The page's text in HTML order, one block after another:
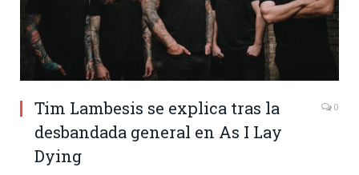
Tim Lambesis se explica tras la
desbandada general en As I Lay
Dying
0